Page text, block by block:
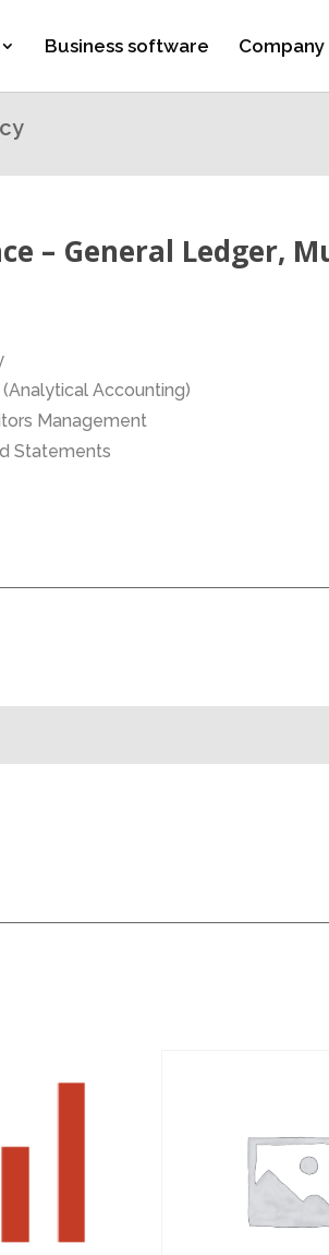
Business software Company
– General Ledger,
Accounting)
Management
Statements